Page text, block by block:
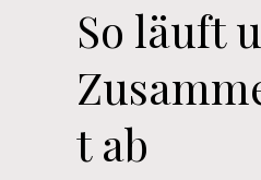
So läuft
t ab